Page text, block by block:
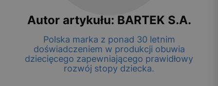
Autor artykułu: BARTEK S.A.
Polska marka z ponad 30 letnim
doświadczeniem w produkcji obuwia
dziecięcego zapewniającego prawidłowy
rozwój stopy dziecka.